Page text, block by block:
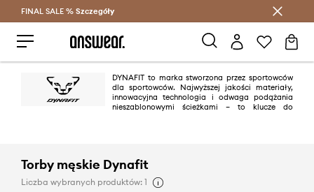
Oszczędzaj z Answear Club >
FINAL SALE % Szczegóły
DYNAFIT to marka stworzona przez sportowców
dla sportowców. Najwyższej jakości materiały,
innowacyjna technologia i odwaga podążania
nieszablonowymi ścieżkami – to klucze do
Torby męskie Dynafit
Liczba wybranych produktów: 1